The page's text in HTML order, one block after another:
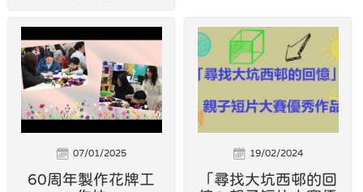
07/01/2025
60周年製作花牌工
19/02/2024
「尋找大坑西邨的回